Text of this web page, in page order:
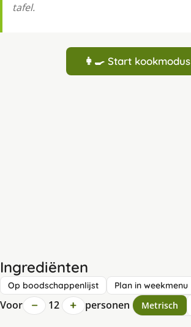
tafel.
👩‍🍳 Start kookmodus
Ingrediënten
Op boodschappenlijst Plan in weekmenu
Voor − 12 + personen Metrisch